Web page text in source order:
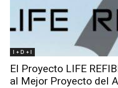
I + D + I
El Proyecto LIFE
al Mejor Proyecto del